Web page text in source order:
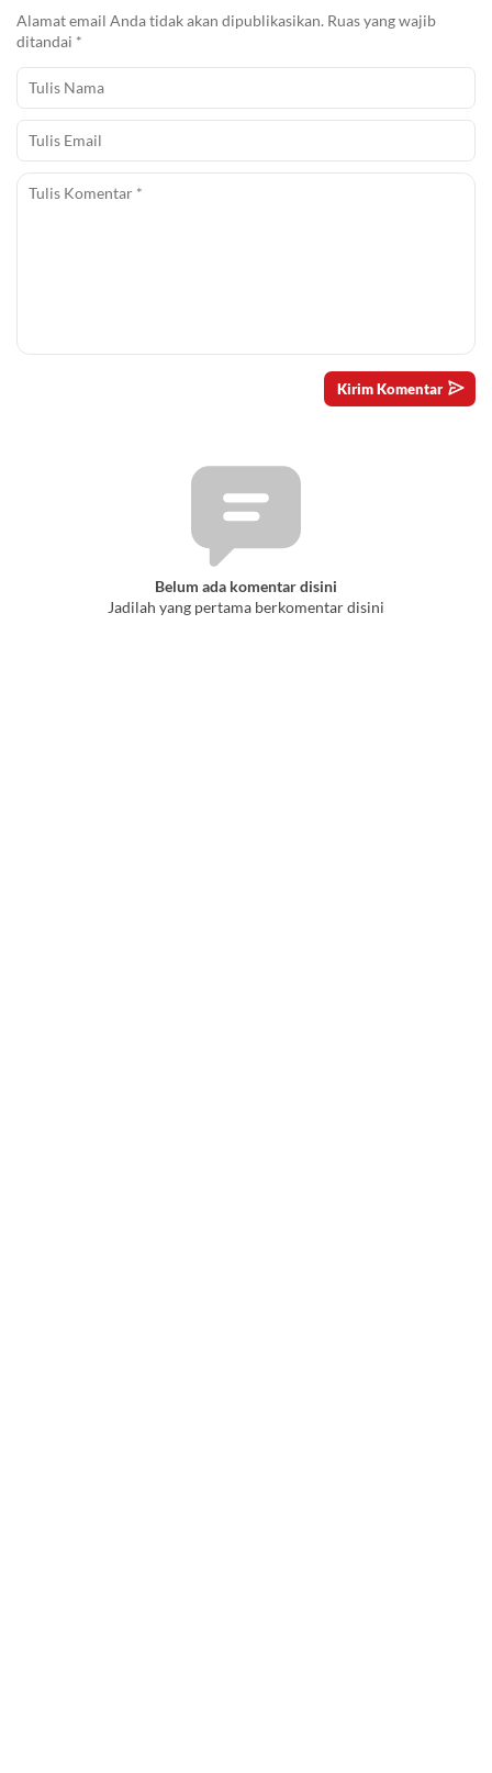
Alamat email Anda tidak akan dipublikasikan. Ruas yang wajib
ditandai *
Belum ada komentar disini
Jadilah yang pertama berkomentar disini